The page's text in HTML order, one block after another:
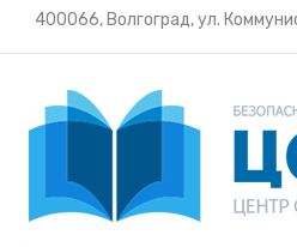
400066, Волгоград, ул.